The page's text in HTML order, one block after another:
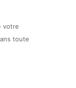
votre
toute